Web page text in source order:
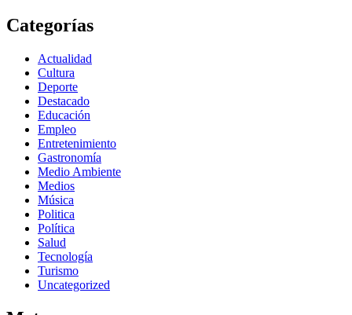
Categorías
Actualidad
Cultura
Deporte
Destacado
Educación
Empleo
Entretenimiento
Gastronomía
Medio Ambiente
Medios
Música
Politica
Política
Salud
Tecnología
Turismo
Uncategorized